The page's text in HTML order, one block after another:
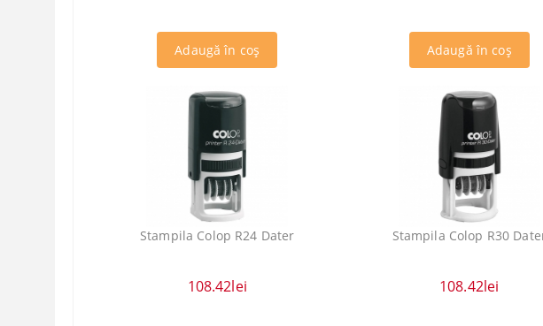
Stampila Colop R24 Dater
108.42lei
Stampila Colop R30
108.42lei